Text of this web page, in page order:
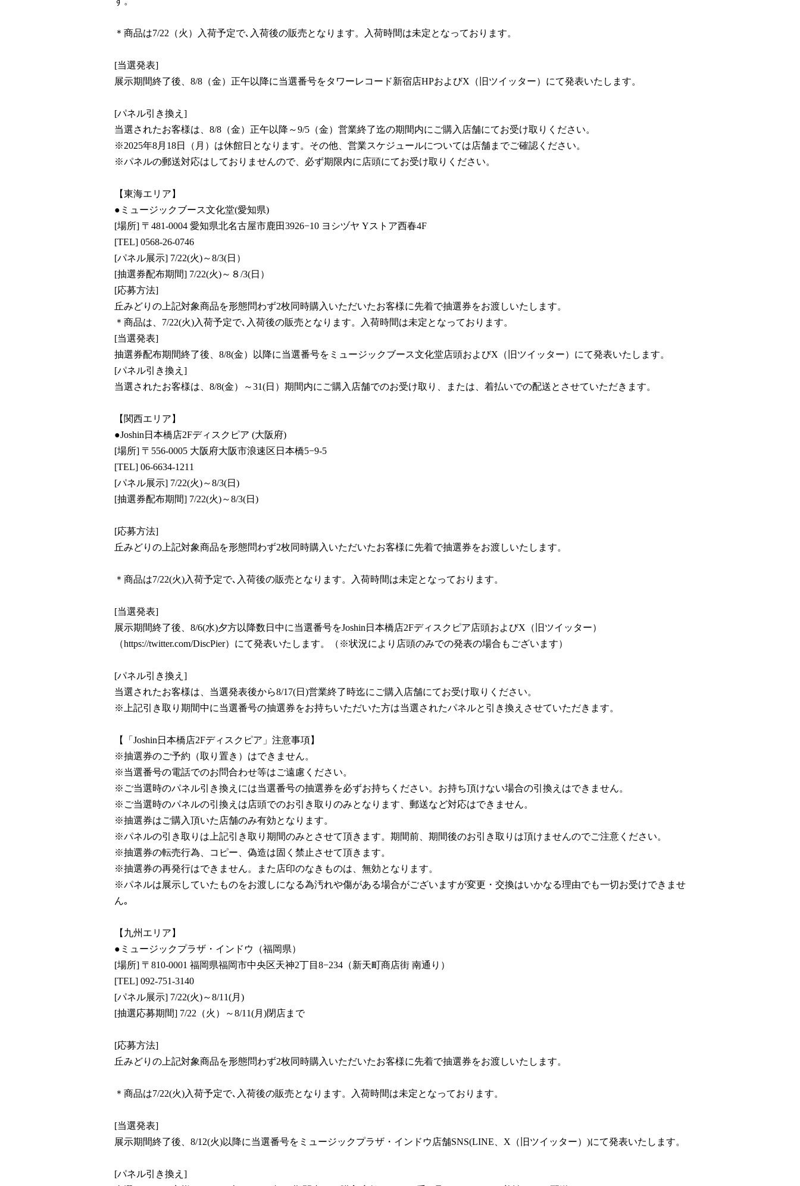
＊商品は7/22（火）入荷予定で､入荷後の販売となります。入荷時間は未定となっております。
[当選発表]
展示期間終了後、8/8（金）正午以降に当選番号をタワーレコード新宿店HPおよびX（旧ツイッター）にて発表いたします。
[パネル引き換え]
当選されたお客様は、8/8（金）正午以降～9/5（金）営業終了迄の期間内にご購入店舗にてお受け取りください。
※2025年8月18日（月）は休館日となります。その他、営業スケジュールについては店舗までご確認ください。
※パネルの郵送対応はしておりませんので、必ず期限内に店頭にてお受け取りください。
【東海エリア】
●ミュージックブース文化堂(愛知県)
[場所] 〒481-0004 愛知県北名古屋市鹿田3926−10 ヨシヅヤ Yストア西春4F
[TEL] 0568-26-0746
[パネル展示] 7/22(火)～8/3(日）
[抽選券配布期間] 7/22(火)～８/3(日）
[応募方法]
丘みどりの上記対象商品を形態問わず2枚同時購入いただいたお客様に先着で抽選券をお渡しいたします。
＊商品は、7/22(火)入荷予定で､入荷後の販売となります。入荷時間は未定となっております。
[当選発表]
抽選券配布期間終了後、8/8(金）以降に当選番号をミュージックブース文化堂店頭およびX（旧ツイッター）にて発表いたします。
[パネル引き換え]
当選されたお客様は、8/8(金）～31(日）期間内にご購入店舗でのお受け取り、または、着払いでの配送とさせていただきます。
【関西エリア】
●Joshin日本橋店2Fディスクピア (大阪府)
[場所] 〒556-0005 大阪府大阪市浪速区日本橋5−9-5
[TEL] 06-6634-1211
[パネル展示] 7/22(火)～8/3(日)
[抽選券配布期間] 7/22(火)～8/3(日)
[応募方法]
丘みどりの上記対象商品を形態問わず2枚同時購入いただいたお客様に先着で抽選券をお渡しいたします。
＊商品は7/22(火)入荷予定で､入荷後の販売となります。入荷時間は未定となっております。
[当選発表]
展示期間終了後、8/6(水)夕方以降数日中に当選番号をJoshin日本橋店2Fディスクピア店頭およびX（旧ツイッター）
（https://twitter.com/DiscPier）にて発表いたします。（※状況により店頭のみでの発表の場合もございます）
[パネル引き換え]
当選されたお客様は、当選発表後から8/17(日)営業終了時迄にご購入店舗にてお受け取りください。
※上記引き取り期間中に当選番号の抽選券をお持ちいただいた方は当選されたパネルと引き換えさせていただきます。
【「Joshin日本橋店2Fディスクピア」注意事項】
※抽選券のご予約（取り置き）はできません。
※当選番号の電話でのお問合わせ等はご遠慮ください。
※ご当選時のパネル引き換えには当選番号の抽選券を必ずお持ちください。お持ち頂けない場合の引換えはできません。
※ご当選時のパネルの引換えは店頭でのお引き取りのみとなります、郵送など対応はできません。
※抽選券はご購入頂いた店舗のみ有効となります。
※パネルの引き取りは上記引き取り期間のみとさせて頂きます。期間前、期間後のお引き取りは頂けませんのでご注意ください。
※抽選券の転売行為、コピー、偽造は固く禁止させて頂きます。
※抽選券の再発行はできません。また店印のなきものは、無効となります。
※パネルは展示していたものをお渡しになる為汚れや傷がある場合がございますが変更・交換はいかなる理由でも一切お受けできませ
ん｡
【九州エリア】
●ミュージックプラザ・インドウ（福岡県）
[場所] 〒810-0001 福岡県福岡市中央区天神2丁目8−234（新天町商店街 南通り）
[TEL] 092-751-3140
[パネル展示] 7/22(火)～8/11(月)
[抽選応募期間] 7/22（火）～8/11(月)閉店まで
[応募方法]
丘みどりの上記対象商品を形態問わず2枚同時購入いただいたお客様に先着で抽選券をお渡しいたします。
＊商品は7/22(火)入荷予定で､入荷後の販売となります。入荷時間は未定となっております。
[当選発表]
展示期間終了後、8/12(火)以降に当選番号をミュージックプラザ・インドウ店舗SNS(LINE、X（旧ツイッター）)にて発表いたします。
[パネル引き換え]